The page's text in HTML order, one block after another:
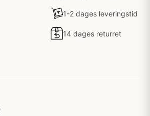
1-2 dages leveringstid
14 dages returret